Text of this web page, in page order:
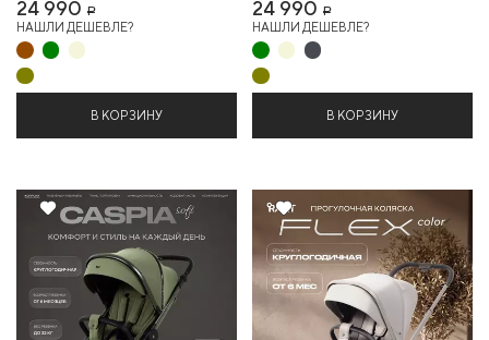
24 990 Р
НАШЛИ ДЕШЕВЛЕ?
В КОРЗИНУ
24 990 Р
НАШЛИ ДЕШЕВЛЕ?
В КОРЗИНУ
Хит